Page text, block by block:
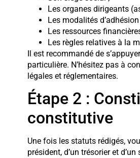
Les organes dirigeants
Les modalités
Les ressources
Les règles relatives à la
Il est recommandé de
particulière. N’hésitez pas à
légales et réglementaires.
Étape 2 :
constitutive
Une fois les statuts rédigés,
président, d’un trésorier et